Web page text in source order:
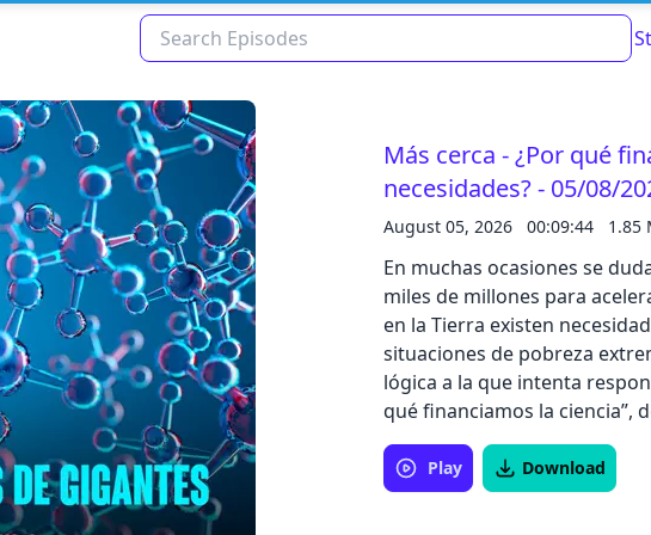
Read about our content policies here
Cancel Save
Más cerca - ¿Por qué
necesidades? - 05/08/
August 05, 2026 00:09:44 1.85
En muchas ocasiones se
miles de millones para
en la Tierra existen
situaciones de pobreza
lógica a la que intenta
qué financiamos la ciencia”, de Ángel García Crespo, fundador y presidente
Fundación Human-IA.
Play Download